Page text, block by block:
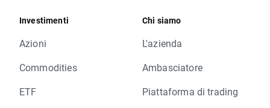
Investimenti
Azioni
Commodities
ETF
Chi siamo
L'azienda
Ambasciatore
Piattaforma di trading